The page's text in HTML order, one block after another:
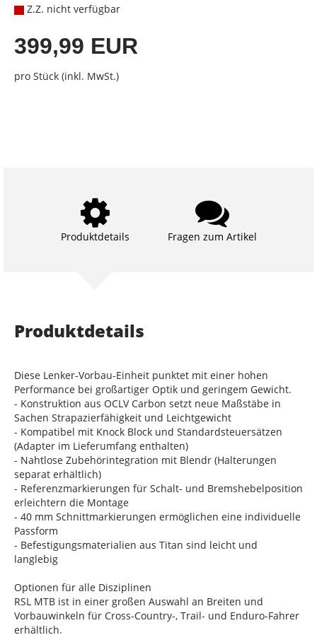
Z.Z. nicht verfügbar
399,99 EUR
pro Stück (inkl. MwSt.)
Produktdetails Fragen zum Artikel
Produktdetails
Diese Lenker-Vorbau-Einheit punktet mit einer hohen
Performance bei großartiger Optik und geringem Gewicht.
- Konstruktion aus OCLV Carbon setzt neue Maßstäbe in
Sachen Strapazierfähigkeit und Leichtgewicht
- Kompatibel mit Knock Block und Standardsteuersätzen
(Adapter im Lieferumfang enthalten)
- Nahtlose Zubehörintegration mit Blendr (Halterungen
separat erhältlich)
- Referenzmarkierungen für Schalt- und Bremshebelposition
erleichtern die Montage
- 40 mm Schnittmarkierungen ermöglichen eine individuelle
Passform
- Befestigungsmaterialien aus Titan sind leicht und
langlebig
Optionen für alle Disziplinen
RSL MTB ist in einer großen Auswahl an Breiten und
Vorbauwinkeln für Cross-Country-, Trail- und Enduro-Fahrer
erhältlich.